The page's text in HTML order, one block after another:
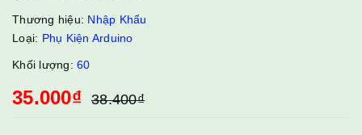
Thương hiệu: Nhập Khẩu
Loại: Phụ Kiện Arduino
Khối lượng: 60
35.000₫ 38.400₫